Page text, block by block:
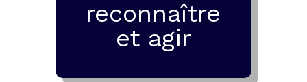
reconnaître
et agir